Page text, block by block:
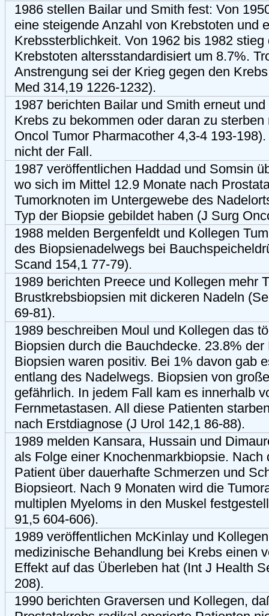
1986 stellen Bailar und Smith fest: Von
eine steigende Anzahl von Krebstoten und
Krebssterblichkeit. Von 1962 bis 1982 stieg
Krebstoten altersstandardisiert um 8.7%.
Anstrengung sei der Krieg gegen den
Med 314,19 1226-1232).
1987 berichten Bailar und Smith erneut
Krebs zu bekommen oder daran zu
Oncol Tumor Pharmacother 4,3-4 193-
nicht der Fall.
1987 veröffentlichen Haddad und Somsin
wo sich im Mittel 12.9 Monate nach
Tumorknoten im Untergewebe des
Typ der Biopsie gebildet haben (J Surg
1988 melden Bergenfeldt und Kollegen
des Biopsienadelwegs bei
Scand 154,1 77-79).
1989 berichten Preece und Kollegen mehr
Brustkrebsbiopsien mit dickeren Nadeln
69-81).
1989 beschreiben Moul und Kollegen das
Biopsien durch die Bauchdecke. 23.8% der
Biopsien waren positiv. Bei 1% davon gab
entlang des Nadelwegs. Biopsien von
gefährlich. In jedem Fall kam es innerhalb
Fernmetastasen. All diese Patienten
nach Erstdiagnose (J Urol 142,1 86-88).
1989 melden Kansara, Hussain und
als Folge einer Knochenmarkbiopsie. Nach
Patient über dauerhafte Schmerzen und
Biopsieort. Nach 9 Monaten wird die
multiplen Myeloms in den Muskel
91,5 604-606).
1989 veröffentlichen McKinlay und
medizinische Behandlung bei Krebs einen
Effekt auf das Überleben hat (Int J Health
208).
1990 berichten Graversen und Kollegen,